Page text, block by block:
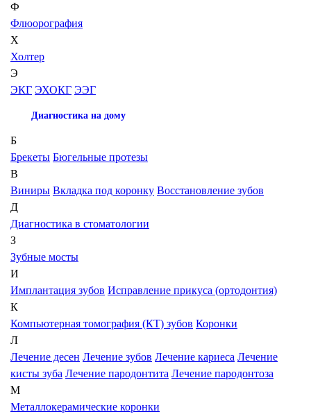
Ф
Флюорография
Х
Холтер
Э
ЭКГ ЭХОКГ ЭЭГ
Диагностика на дому
Б
Брекеты Бюгельные протезы
В
Виниры Вкладка под коронку Восстановление зубов
Д
Диагностика в стоматологии
З
Зубные мосты
И
Имплантация зубов Исправление прикуса (ортодонтия)
К
Компьютерная томография (КТ) зубов Коронки
Л
Лечение десен Лечение зубов Лечение кариеса Лечение
кисты зуба Лечение пародонтита Лечение пародонтоза
М
Металлокерамические коронки